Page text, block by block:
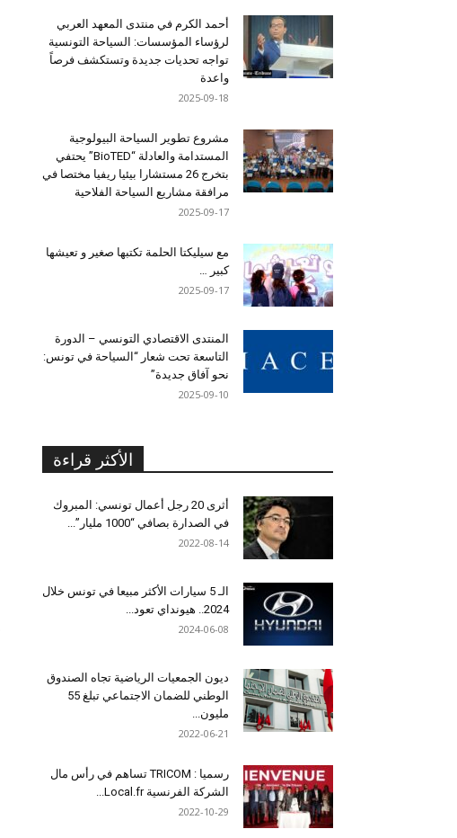
أحمد الكرم في منتدى المعهد العربي
لرؤساء المؤسسات: السياحة التونسية
تواجه تحديات جديدة وتستكشف فرصاً
واعدة
2025-09-18
مشروع تطوير السياحة البيولوجية
المستدامة والعادلة “BioTED” يحتفي
بتخرج 26 مستشارا بيئيا ريفيا مختصا في
مرافقة مشاريع السياحة الفلاحية
2025-09-17
مع سيليكتا الحلمة تكتبها صغير و تعيشها
كبير …
2025-09-17
المنتدى الاقتصادي التونسي – الدورة
التاسعة تحت شعار “السياحة في تونس:
نحو آفاق جديدة”
2025-09-10
الأكثر قراءة
أثرى 20 رجل أعمال تونسي: المبروك
في الصدارة بصافي “1000 مليار”...
2022-08-14
الـ 5 سيارات الأكثر مبيعا في تونس خلال
2024.. هيونداي تعود...
2024-06-08
ديون الجمعيات الرياضية تجاه الصندوق
الوطني للضمان الاجتماعي تبلغ 55
مليون...
2022-06-21
رسميا : TRICOM تساهم في رأس مال
الشركة الفرنسية Local.fr...
2022-10-29